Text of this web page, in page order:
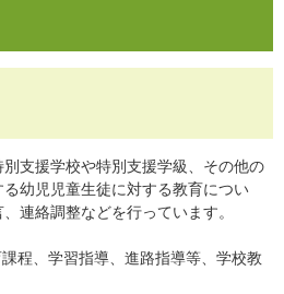
支援学校や特別支援学級、その他の
幼児児童生徒に対する教育につい
連絡調整などを行っています。
程、学習指導、進路指導等、学校教